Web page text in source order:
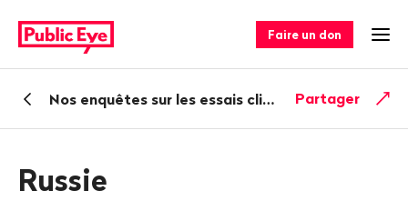
sur
publiceye.ch
rapide
Faire un don
RetourNos enquêtes sur les essais cliniques délocalisés Partager
Russie